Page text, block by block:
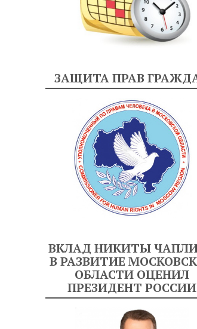
ЗАЩИТА ПРАВ
ВКЛАД НИКИТЫ
В РАЗВИТИЕ
ОБЛАСТИ ОЦЕНИЛ
ПРЕЗИДЕНТ РОССИИ